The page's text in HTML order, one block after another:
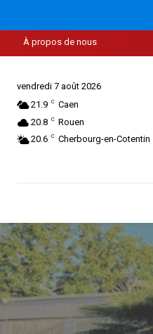
À propos de nous
vendredi 7 août 2026
21.9 C Caen
20.8 C Rouen
20.6 C Cherbourg-en-Cotentin